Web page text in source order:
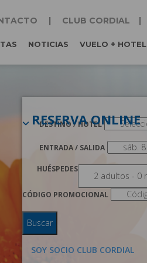
CLUB CORDIAL
NOTICIAS VUELO + HOTEL
RESERVA ONLINE
DESTINO / HOTEL
ENTRADA / SALIDA
HUÉSPEDES
CÓDIGO PROMOCIONAL
Buscar
SOY SOCIO CLUB CORDIAL